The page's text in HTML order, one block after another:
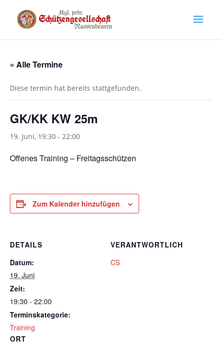
« Alle Termine
Diese termin hat bereits stattgefunden.
GK/KK KW 25m
19. Juni, 19:30 - 22:00
Offenes Training – Freitagsschützen
Zum Kalender hinzufügen
DETAILS
Datum:
19. Juni
Zeit:
19:30 - 22:00
Terminskategorie:
Training
ORT
VERANTWORTLICH
CS